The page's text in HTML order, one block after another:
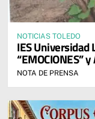
NOTICIAS TOLEDO
IES
“EMOCIONES” y
NOTA DE PRENSA